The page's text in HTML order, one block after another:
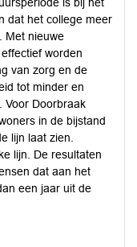
dat het college meer
Met nieuwe
worden
van zorg en de
tot minder en
Voor Doorbraak
in de bijstand
lijn laat zien.
lijn. De resultaten
dat aan het
een jaar uit de